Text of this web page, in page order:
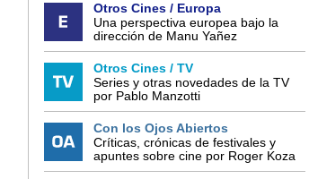
Otros Cines / Europa
Una perspectiva europea bajo la
dirección de Manu Yañez
Otros Cines / TV
Series y otras novedades de la TV
por Pablo Manzotti
Con los Ojos Abiertos
Críticas, crónicas de festivales y
apuntes sobre cine por Roger Koza